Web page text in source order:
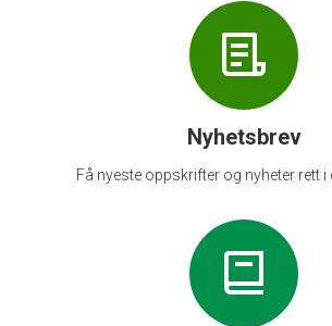
Nyhetsbrev
Få nyeste oppskrifter og nyheter rett i